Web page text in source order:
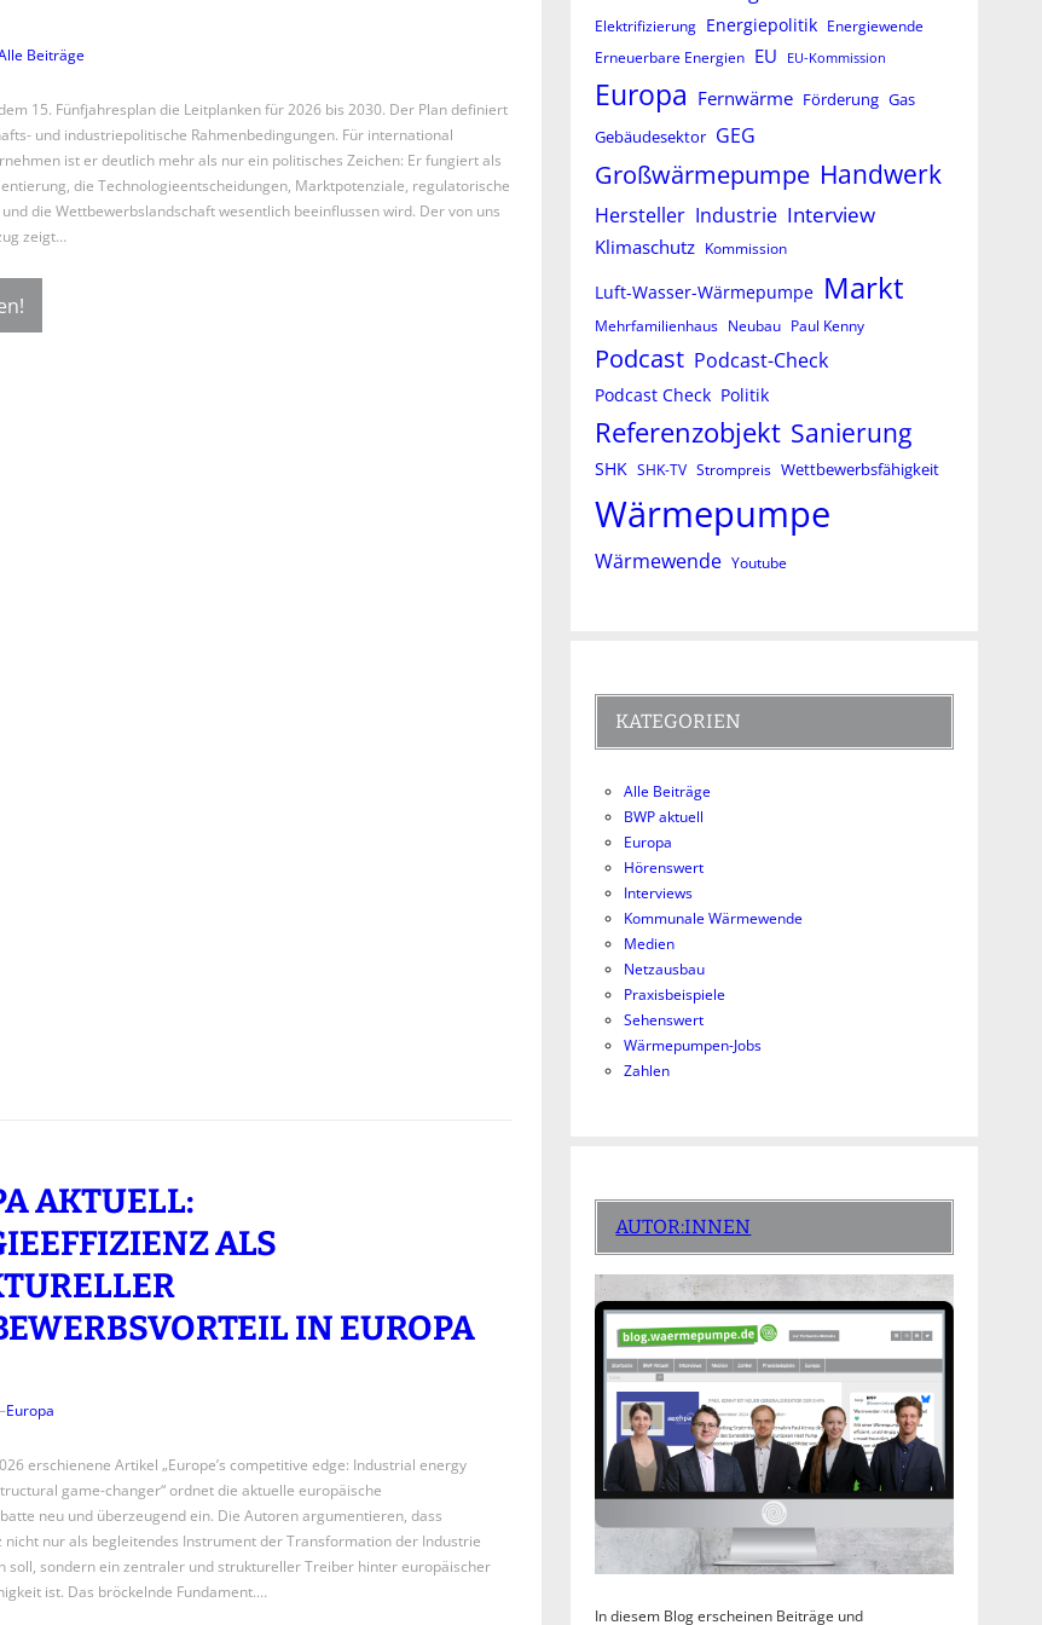
Beiträge
15. Fünfjahresplan die Leitplanken für 2026 bis 2030. Der Plan definiert
und industriepolitische Rahmenbedingungen. Für international
ist er deutlich mehr als nur ein politisches Zeichen: Er fungiert als
die Technologieentscheidungen, Marktpotenziale, regulatorische
die Wettbewerbslandschaft wesentlich beeinflussen wird. Der von uns
zeigt…
AKTUELL:
ALS
IN EUROPA
Europa
erschienene Artikel „Europe’s competitive edge: Industrial energy
game-changer“ ordnet die aktuelle europäische
neu und überzeugend ein. Die Autoren argumentieren, dass
nicht nur als begleitendes Instrument der Transformation der Industrie
soll, sondern ein zentraler und struktureller Treiber hinter europäischer
ist. Das bröckelnde Fundament.…
Elektrifizierung Energiepolitik Energiewende
Erneuerbare Energien EU EU-Kommission
Europa Fernwärme Förderung Gas
Gebäudesektor GEG
Großwärmepumpe Handwerk
Hersteller Industrie Interview
Klimaschutz Kommission
Luft-Wasser-Wärmepumpe Markt
Mehrfamilienhaus Neubau Paul Kenny
Podcast Podcast-Check
Podcast Check Politik
Referenzobjekt Sanierung
SHK SHK-TV Strompreis Wettbewerbsfähigkeit
Wärmepumpe
Wärmewende Youtube
KATEGORIEN
Alle Beiträge
BWP aktuell
Europa
Hörenswert
Interviews
Kommunale Wärmewende
Medien
Netzausbau
Praxisbeispiele
Sehenswert
Wärmepumpen-Jobs
Zahlen
AUTOR:INNEN
In diesem Blog erscheinen Beiträge und